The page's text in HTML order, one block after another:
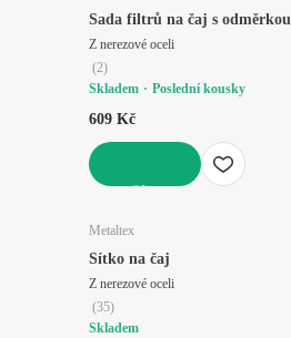
Sada filtrů na čaj s odměrkou
Z nerezové oceli
(2)
Skladem
Poslední kousky
609 Kč
Metaltex
Sítko na čaj
Z nerezové oceli
(35)
Skladem